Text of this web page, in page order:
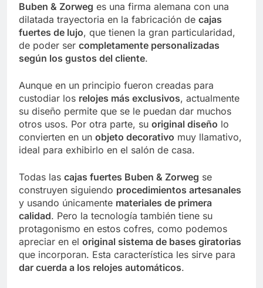
Buben & Zorweg es una firma alemana con una
dilatada trayectoria en la fabricación de cajas
fuertes de lujo, que tienen la gran particularidad,
de poder ser completamente personalizadas
según los gustos del cliente.
Aunque en un principio fueron creadas para
custodiar los relojes más exclusivos, actualmente
su diseño permite que se le puedan dar muchos
otros usos. Por otra parte, su original diseño lo
convierten en un objeto decorativo muy llamativo,
ideal para exhibirlo en el salón de casa.
Todas las cajas fuertes Buben & Zorweg se
construyen siguiendo procedimientos artesanales
y usando únicamente materiales de primera
calidad. Pero la tecnología también tiene su
protagonismo en estos cofres, como podemos
apreciar en el original sistema de bases giratorias
que incorporan. Esta característica les sirve para
dar cuerda a los relojes automáticos.